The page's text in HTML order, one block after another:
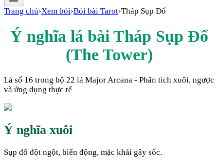
Trang chủ›Xem bói›Bói bài Tarot›Tháp Sụp Đổ
Ý nghĩa lá bài Tháp Sụp Đổ
(The Tower)
Lá số 16 trong bộ 22 lá Major Arcana - Phân tích xuôi, ngược
và ứng dụng thực tế
Ý nghĩa xuôi
Sụp đổ đột ngột, biến động, mặc khải gây sốc.